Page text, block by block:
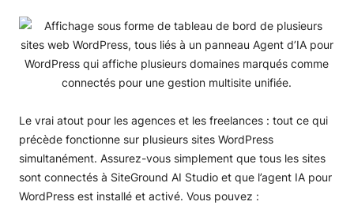
Le vrai atout pour les agences et les freelances : tout ce qui
précède fonctionne sur plusieurs sites WordPress
simultanément. Assurez-vous simplement que tous les sites
sont connectés à SiteGround AI Studio et que l’agent IA pour
WordPress est installé et activé. Vous pouvez :